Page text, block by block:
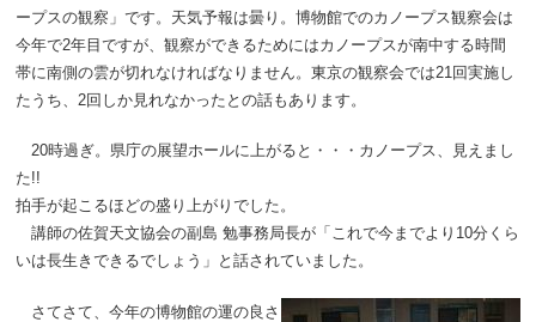
ープスの観察」です。天気予報は曇り。博物館でのカノープス観察会は
今年で2年目ですが、観察ができるためにはカノープスが南中する時間
帯に南側の雲が切れなければなりません。東京の観察会では21回実施し
たうち、2回しか見れなかったとの話もあります。
20時過ぎ。県庁の展望ホールに上がると・・・カノープス、見えまし
た!!
拍手が起こるほどの盛り上がりでした。
講師の佐賀天文協会の副島 勉事務局長が「これで今までより10分くら
いは長生きできるでしょう」と話されていました。
さてさて、今年の博物館の運の良さ